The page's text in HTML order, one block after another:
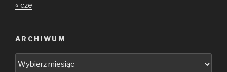
« cze
ARCHIWUM